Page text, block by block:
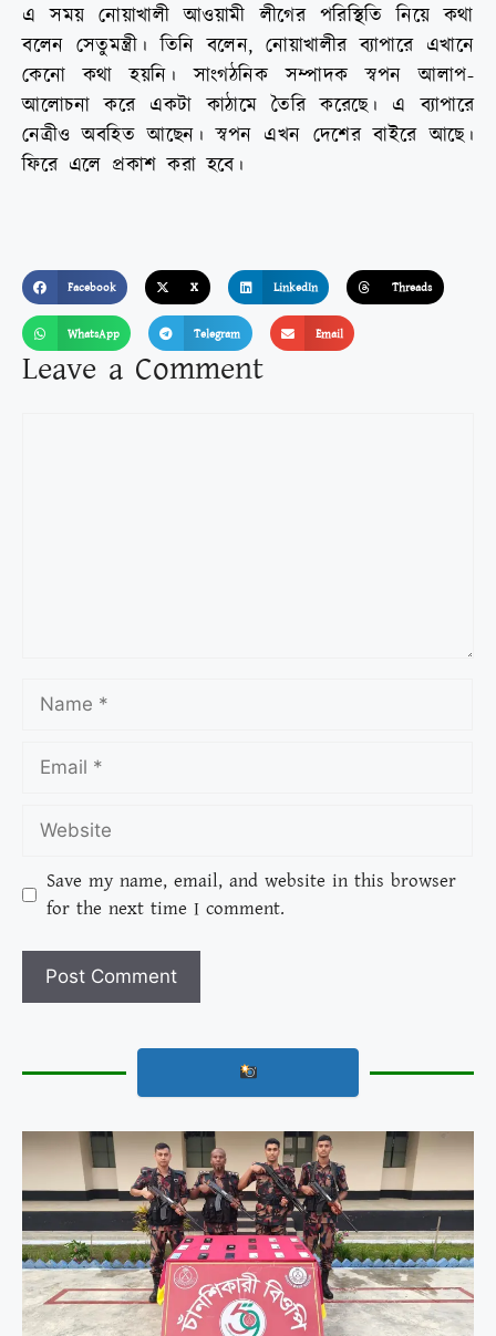
এ সময় নোয়াখালী আওয়ামী লীগের পরিস্থিতি নিয়ে কথা
বলেন সেতুমন্ত্রী। তিনি বলেন, নোয়াখালীর ব্যাপারে এখানে
কেনো কথা হয়নি। সাংগঠনিক সম্পাদক স্বপন আলাপ-
আলোচনা করে একটা কাঠামে তৈরি করেছে। এ ব্যাপারে
নেত্রীও অবহিত আছেন। স্বপন এখন দেশের বাইরে আছে।
ফিরে এলে প্রকাশ করা হবে।
Facebook X LinkedIn Threads
WhatsApp Telegram Email
Leave a Comment
Save my name, email, and website in this browser
for the next time I comment.